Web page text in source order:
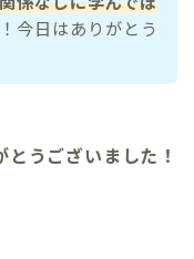
今日はありがとう
うございました！